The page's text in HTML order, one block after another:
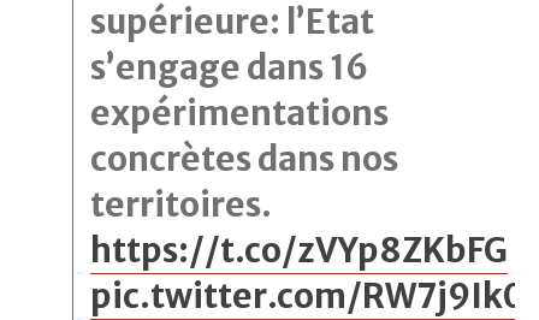
supérieure: l’Etat
s’engage dans 16
expérimentations
concrètes dans nos
territoires.
https://t.co/zVYp8ZKbFG
pic.twitter.com/